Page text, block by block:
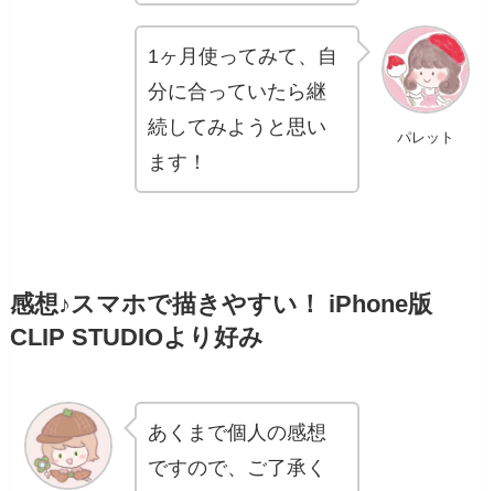
パレット
1ヶ月使ってみて、自
分に合っていたら継
続してみようと思い
ます！
感想♪スマホで描きやすい！ iPhone版
CLIP STUDIOより好み
あくまで個人の感想
ですので、ご了承く